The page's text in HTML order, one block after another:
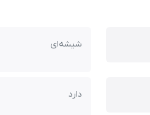
شیشه‌ای
دارد